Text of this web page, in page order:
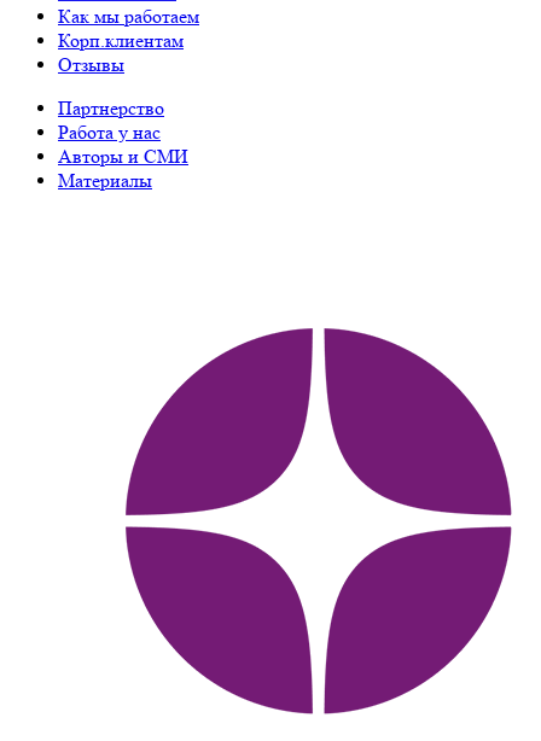
Как мы работаем
Корп.клиентам
Отзывы
Партнерство
Работа у нас
Авторы и СМИ
Материалы